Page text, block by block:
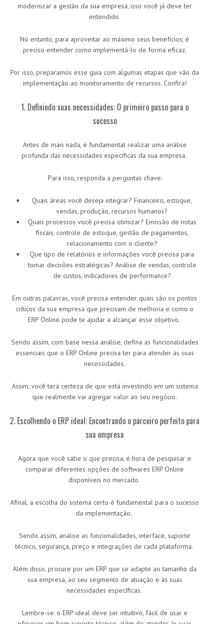
modernizar a gestão da sua empresa, isso você já deve ter
entendido.
No entanto, para aproveitar ao máximo seus benefícios, é
preciso entender como implementá-lo de forma eficaz.
Por isso, preparamos esse guia com algumas etapas que vão da
implementação ao monitoramento de recursos. Confira!
1. Definindo suas necessidades: O primeiro passo para o
sucesso
Antes de mais nada, é fundamental realizar uma análise
profunda das necessidades específicas da sua empresa.
Para isso, responda a perguntas chave:
Quais áreas você deseja integrar? Financeiro, estoque,
vendas, produção, recursos humanos?
Quais processos você precisa otimizar? Emissão de notas
fiscais, controle de estoque, gestão de pagamentos,
relacionamento com o cliente?
Que tipo de relatórios e informações você precisa para
tomar decisões estratégicas? Análise de vendas, controle
de custos, indicadores de performance?
Em outras palavras, você precisa entender quais são os pontos
críticos da sua empresa que precisam de melhoria e como o
ERP Online pode te ajudar a alcançar esse objetivo.
Sendo assim, com base nessa análise, defina as funcionalidades
essenciais que o ERP Online precisa ter para atender às suas
necessidades.
Assim, você terá certeza de que está investindo em um sistema
que realmente vai agregar valor ao seu negócio.
2. Escolhendo o ERP ideal: Encontrando o parceiro perfeito para
sua empresa
Agora que você sabe o que precisa, é hora de pesquisar e
comparar diferentes opções de softwares ERP Online
disponíveis no mercado.
Afinal, a escolha do sistema certo é fundamental para o sucesso
da implementação.
Sendo assim, analise as funcionalidades, interface, suporte
técnico, segurança, preço e integrações de cada plataforma.
Além disso, procure por um ERP que se adapte ao tamanho da
sua empresa, ao seu segmento de atuação e às suas
necessidades específicas.
Lembre-se: o ERP ideal deve ser intuitivo, fácil de usar e